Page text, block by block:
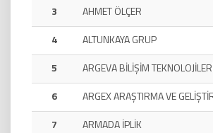
3
AHMET ÖLÇER
4
ALTUNKAYA GRUP
5
ARGEVA BİLİŞİM
6
ARGEX ARAŞTIRMA VE
7
ARMADA İPLİK